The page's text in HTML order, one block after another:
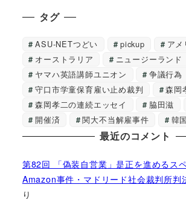
タグ
ASU-NETつどい pickup
アメ
オーストラリア
ニュージーランド
ヤマハ英語講師ユニオン
争議行為
守口市学童保育雇い止め裁判
森岡
森岡孝二の連続エッセイ
脇田滋
開催済
関大不当解雇事件 韓国
最近のコメント
第82回 「偽装自営業」是正を進めるスペ
Amazon事件・マドリード社会裁判所判
り